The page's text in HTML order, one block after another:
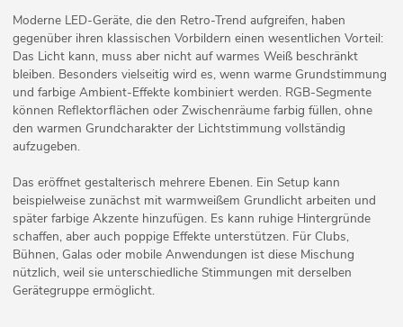
Moderne LED-Geräte, die den Retro-Trend aufgreifen, haben
gegenüber ihren klassischen Vorbildern einen wesentlichen Vorteil:
Das Licht kann, muss aber nicht auf warmes Weiß beschränkt
bleiben. Besonders vielseitig wird es, wenn warme Grundstimmung
und farbige Ambient-Effekte kombiniert werden. RGB-Segmente
können Reflektorflächen oder Zwischenräume farbig füllen, ohne
den warmen Grundcharakter der Lichtstimmung vollständig
aufzugeben.
Das eröffnet gestalterisch mehrere Ebenen. Ein Setup kann
beispielweise zunächst mit warmweißem Grundlicht arbeiten und
später farbige Akzente hinzufügen. Es kann ruhige Hintergründe
schaffen, aber auch poppige Effekte unterstützen. Für Clubs,
Bühnen, Galas oder mobile Anwendungen ist diese Mischung
nützlich, weil sie unterschiedliche Stimmungen mit derselben
Gerätegruppe ermöglicht.